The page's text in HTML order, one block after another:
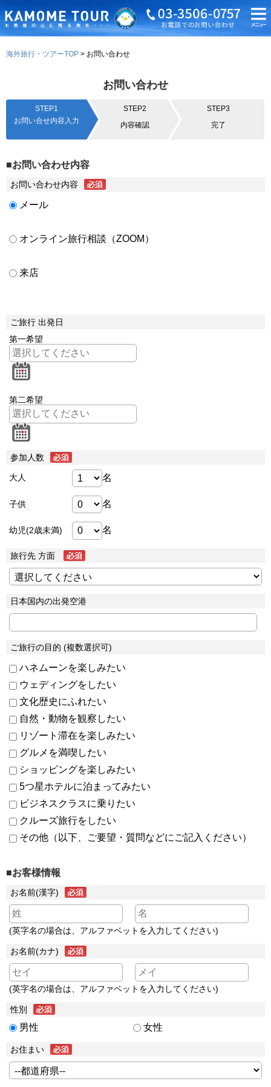
海外旅行・ツアーTOP お問い合わせ
お問い合わせ
STEP1
お問い合せ内容入力
STEP2
内容確認
STEP3
完了
■お問い合わせ内容
お問い合わせ内容
メール
オンライン旅行相談（ZOOM）
来店
ご旅行 出発日
第一希望
第二希望
参加人数
大人 名
子供 名
幼児(2歳未満) 名
旅行先 方面
日本国内の出発空港
ご旅行の目的 (複数選択可)
ハネムーンを楽しみたい
ウェディングをしたい
文化歴史にふれたい
自然・動物を観察したい
リゾート滞在を楽しみたい
グルメを満喫したい
ショッピングを楽しみたい
5つ星ホテルに泊まってみたい
ビジネスクラスに乗りたい
クルーズ旅行をしたい
その他（以下、ご要望・質問などにご記入ください）
■お客様情報
お名前(漢字)
(英字名の場合は、アルファベットを入力してください)
お名前(カナ)
(英字名の場合は、アルファベットを入力してください)
性別
男性 女性
お住まい